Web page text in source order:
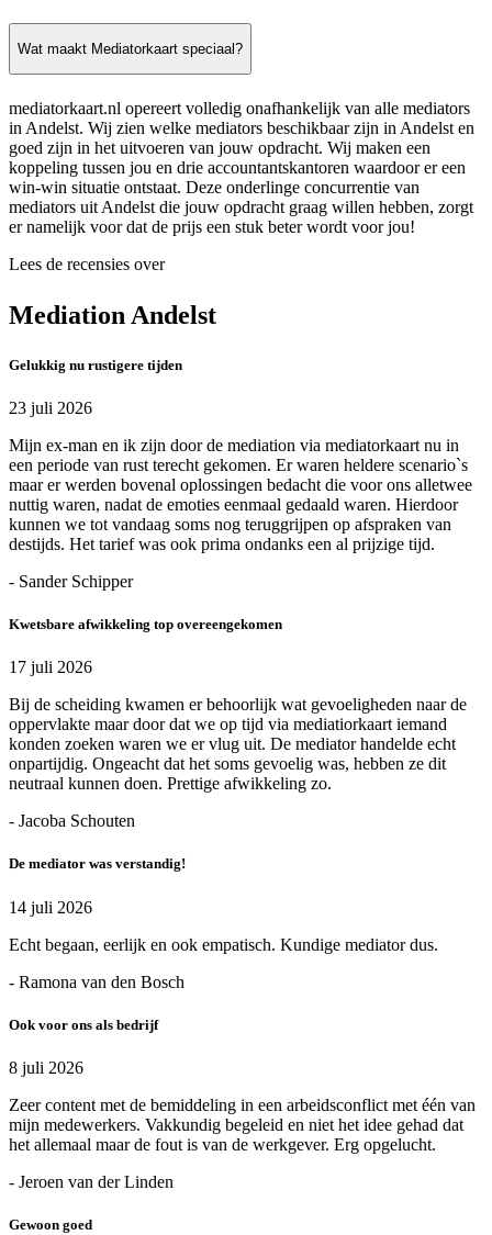
Wat maakt Mediatorkaart speciaal?
mediatorkaart.nl opereert volledig onafhankelijk van alle mediators
in Andelst. Wij zien welke mediators beschikbaar zijn in Andelst en
goed zijn in het uitvoeren van jouw opdracht. Wij maken een
koppeling tussen jou en drie accountantskantoren waardoor er een
win-win situatie ontstaat. Deze onderlinge concurrentie van
mediators uit Andelst die jouw opdracht graag willen hebben, zorgt
er namelijk voor dat de prijs een stuk beter wordt voor jou!
Lees de recensies over
Mediation Andelst
Gelukkig nu rustigere tijden
23 juli 2026
Mijn ex-man en ik zijn door de mediation via mediatorkaart nu in
een periode van rust terecht gekomen. Er waren heldere scenario`s
maar er werden bovenal oplossingen bedacht die voor ons alletwee
nuttig waren, nadat de emoties eenmaal gedaald waren. Hierdoor
kunnen we tot vandaag soms nog teruggrijpen op afspraken van
destijds. Het tarief was ook prima ondanks een al prijzige tijd.
- Sander Schipper
Kwetsbare afwikkeling top overeengekomen
17 juli 2026
Bij de scheiding kwamen er behoorlijk wat gevoeligheden naar de
oppervlakte maar door dat we op tijd via mediatiorkaart iemand
konden zoeken waren we er vlug uit. De mediator handelde echt
onpartijdig. Ongeacht dat het soms gevoelig was, hebben ze dit
neutraal kunnen doen. Prettige afwikkeling zo.
- Jacoba Schouten
De mediator was verstandig!
14 juli 2026
Echt begaan, eerlijk en ook empatisch. Kundige mediator dus.
- Ramona van den Bosch
Ook voor ons als bedrijf
8 juli 2026
Zeer content met de bemiddeling in een arbeidsconflict met één van
mijn medewerkers. Vakkundig begeleid en niet het idee gehad dat
het allemaal maar de fout is van de werkgever. Erg opgelucht.
- Jeroen van der Linden
Gewoon goed